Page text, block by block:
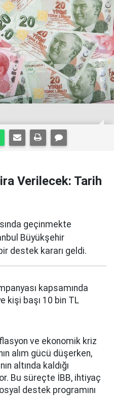
Verilecek: Tarih
geçinmekte
Büyükşehir
destek kararı geldi.
kapsamında
kişi başı 10 bin TL
ve ekonomik kriz
alım gücü düşerken,
altında kaldığı
Bu süreçte İBB, ihtiyaç
destek programını